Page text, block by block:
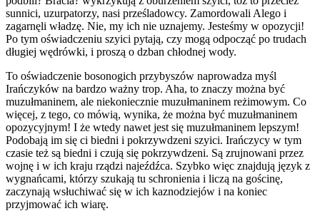
sunnici, uzurpatorzy, nasi prześladowcy. Zamordowali Alego i
zagarnęli władzę. Nie, my ich nie uznajemy. Jesteśmy w opozycji!
Po tym oświadczeniu szyici pytają, czy mogą odpocząć po trudach
długiej wędrówki, i proszą o dzban chłodnej wody.
To oświadczenie bosonogich przybyszów naprowadza myśl
Irańczyków na bardzo ważny trop. Aha, to znaczy można być
muzułmaninem, ale niekoniecznie muzułmaninem reżimowym. Co
więcej, z tego, co mówią, wynika, że można być muzułmaninem
opozycyjnym! I że wtedy nawet jest się muzułmaninem lepszym!
Podobają im się ci biedni i pokrzywdzeni szyici. Irańczycy w tym
czasie też są biedni i czują się pokrzywdzeni. Są zrujnowani przez
wojnę i w ich kraju rządzi najeźdźca. Szybko więc znajdują język z
wygnańcami, którzy szukają tu schronienia i liczą na gościnę,
zaczynają wsłuchiwać się w ich kaznodziejów i na koniec
przyjmować ich wiarę.